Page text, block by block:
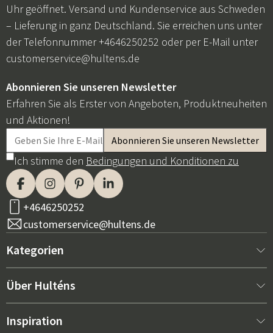
Uhr geöffnet. Versand und Kundenservice aus Schweden
– Lieferung in ganz Deutschland. Sie erreichen uns unter
der Telefonnummer +4646250252 oder per E-Mail unter
customerservice@hultens.de
Abonnieren Sie unseren Newsletter
Erfahren Sie als Erster von Angeboten, Produktneuheiten
und Aktionen!
Ich stimme den Bedingungen und Konditionen zu
+4646250252
customerservice@hultens.de
Kategorien
Neu bei uns
Über Hulténs
Über Hulténs
Inspiration